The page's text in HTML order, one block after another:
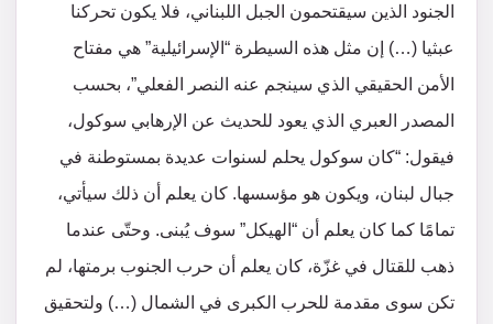
الجنود الذين سيقتحمون الجبل اللبناني، فلا يكون تحركنا
عبثيا (…) إن مثل هذه السيطرة “الإسرائيلية” هي مفتاح
الأمن الحقيقي الذي سينجم عنه النصر الفعلي”، بحسب
المصدر العبري الذي يعود للحديث عن الإرهابي سوكول،
فيقول: “كان سوكول يحلم لسنوات عديدة بمستوطنة في
جبال لبنان، ويكون هو مؤسسها. كان يعلم أن ذلك سيأتي،
تمامًا كما كان يعلم أن “الهيكل” سوف يُبنى. وحتّى عندما
ذهب للقتال في غزّة، كان يعلم أن حرب الجنوب برمتها، لم
تكن سوى مقدمة للحرب الكبرى في الشمال (…) ولتحقيق